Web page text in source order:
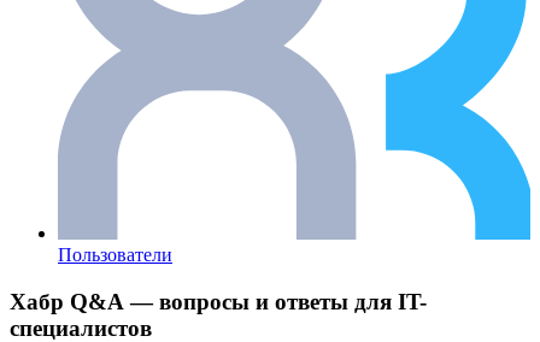
Пользователи
Хабр Q&A — вопросы и ответы для IT-
специалистов